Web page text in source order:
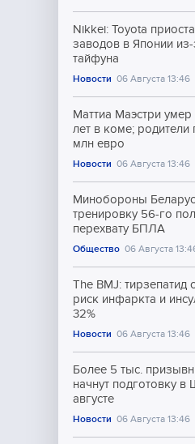
Nikkei: Toyota
заводов в Японии из-
тайфуна
Новости 06 Августа 13:46
Маттиа Маэстри умер
лет в коме; родители
млн евро
Новости 06 Августа 13:46
Минобороны
тренировку 56-го
перехвату БПЛА
Общество 06 Августа
The BMJ: тирзепатид
риск инфаркта и
32%
Новости 06 Августа 13:46
Более 5 тыс.
начнут подготовку в
августе
Новости 06 Августа 13:46